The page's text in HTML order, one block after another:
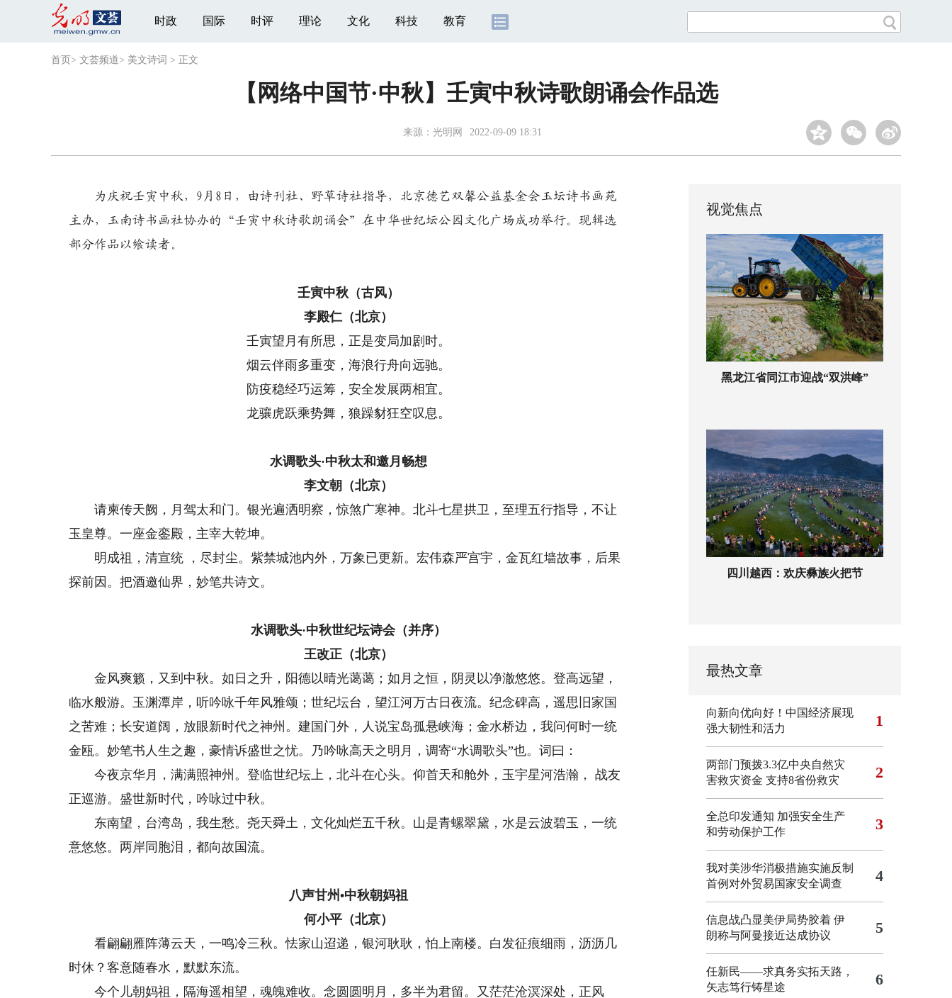
时政 国际 时评 理论 文化 科技 教育
首页 > 文荟频道> 美文诗词 > 正文
【网络中国节·中秋】壬寅中秋诗歌朗诵会作品选
来源： 光明网 2022-09-09 18:31
为庆祝壬寅中秋，9月8日，由诗刊社、野草诗社指导，北京德艺双馨公益基金会玉坛诗书画苑
主办，玉南诗书画社协办的“壬寅中秋诗歌朗诵会”在中华世纪坛公园文化广场成功举行。现辑选
部分作品以飨读者。
壬寅中秋（古风）
李殿仁（北京）
壬寅望月有所思，正是变局加剧时。
烟云伴雨多重变，海浪行舟向远驰。
防疫稳经巧运筹，安全发展两相宜。
龙骧虎跃乘势舞，狼躁豺狂空叹息。
水调歌头·中秋太和邀月畅想
李文朝（北京）
请柬传天阙，月驾太和门。银光遍洒明察，惊煞广寒神。北斗七星拱卫，至理五行指导，不让
玉皇尊。一座金銮殿，主宰大乾坤。
明成祖，清宣统 ，尽封尘。紫禁城池内外，万象已更新。宏伟森严宫宇，金瓦红墙故事，后果
探前因。把酒邀仙界，妙笔共诗文。
水调歌头·中秋世纪坛诗会（并序）
王改正（北京）
金风爽籁，又到中秋。如日之升，阳德以晴光蔼蔼；如月之恒，阴灵以净澈悠悠。登高远望，
临水般游。玉渊潭岸，听吟咏千年风雅颂；世纪坛台，望江河万古日夜流。纪念碑高，遥思旧家国
之苦难；长安道阔，放眼新时代之神州。建国门外，人说宝岛孤悬峡海；金水桥边，我问何时一统
金瓯。妙笔书人生之趣，豪情诉盛世之忧。乃吟咏高天之明月，调寄“水调歌头”也。词曰：
今夜京华月，满满照神州。登临世纪坛上，北斗在心头。仰首天和舱外，玉宇星河浩瀚， 战友
正巡游。盛世新时代，吟咏过中秋。
东南望，台湾岛，我生愁。尧天舜土，文化灿烂五千秋。山是青螺翠黛，水是云波碧玉，一统
意悠悠。两岸同胞泪，都向故国流。
八声甘州•中秋朝妈祖
何小平（北京）
看翩翩雁阵薄云天，一鸣冷三秋。怯家山迢递，银河耿耿，怕上南楼。白发征痕细雨，沥沥几
时休？客意随春水，默默东流。
今个儿朝妈祖，隔海遥相望，魂魄难收。念圆圆明月，多半为君留。又茫茫沧溟深处，正风
视觉焦点
黑龙江省同江市迎战“双洪峰”
四川越西：欢庆彝族火把节
最热文章
向新向优向好！中国经济展现
强大韧性和活力
1
两部门预拨3.3亿中央自然灾
害救灾资金 支持8省份救灾
2
全总印发通知 加强安全生产
和劳动保护工作
3
我对美涉华消极措施实施反制
首例对外贸易国家安全调查
4
信息战凸显美伊局势胶着 伊
朗称与阿曼接近达成协议
5
任新民——求真务实拓天路，
矢志笃行铸星途
6